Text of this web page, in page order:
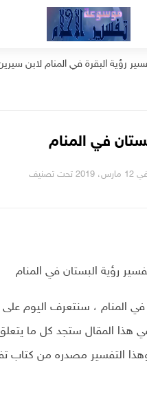
رؤية البقرة في المنام لابن
في المنام
في 12 مارس، 2019 تحت تصنيف
في المنام ، سنتعرف اليوم على
هذا المقال ستجد كل ما
التفسير مصدره من كتاب